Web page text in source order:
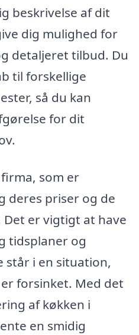
beskrivelse af dit
dig mulighed for
detaljeret tilbud. Du
til forskellige
så du kan
for dit
som er
deres priser og de
Det er vigtigt at have
tidsplaner og
står i en situation,
forsinket. Med det
af køkken i
en smidig